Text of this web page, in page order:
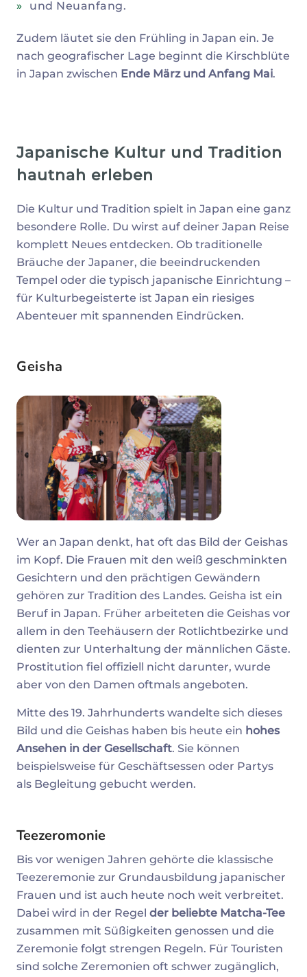
und Neuanfang.
Zudem läutet sie den Frühling in Japan ein. Je
nach geografischer Lage beginnt die Kirschblüte
in Japan zwischen Ende März und Anfang Mai.
Japanische Kultur und Tradition
hautnah erleben
Die Kultur und Tradition spielt in Japan eine ganz
besondere Rolle. Du wirst auf deiner Japan Reise
komplett Neues entdecken. Ob traditionelle
Bräuche der Japaner, die beeindruckenden
Tempel oder die typisch japanische Einrichtung –
für Kulturbegeisterte ist Japan ein riesiges
Abenteuer mit spannenden Eindrücken.
Geisha
Wer an Japan denkt, hat oft das Bild der Geishas
im Kopf. Die Frauen mit den weiß geschminkten
Gesichtern und den prächtigen Gewändern
gehören zur Tradition des Landes. Geisha ist ein
Beruf in Japan. Früher arbeiteten die Geishas vor
allem in den Teehäusern der Rotlichtbezirke und
dienten zur Unterhaltung der männlichen Gäste.
Prostitution fiel offiziell nicht darunter, wurde
aber von den Damen oftmals angeboten.
Mitte des 19. Jahrhunderts wandelte sich dieses
Bild und die Geishas haben bis heute ein hohes
Ansehen in der Gesellschaft. Sie können
beispielsweise für Geschäftsessen oder Partys
als Begleitung gebucht werden.
Teezeromonie
Bis vor wenigen Jahren gehörte die klassische
Teezeremonie zur Grundausbildung japanischer
Frauen und ist auch heute noch weit verbreitet.
Dabei wird in der Regel der beliebte Matcha-Tee
zusammen mit Süßigkeiten genossen und die
Zeremonie folgt strengen Regeln. Für Touristen
sind solche Zeremonien oft schwer zugänglich,